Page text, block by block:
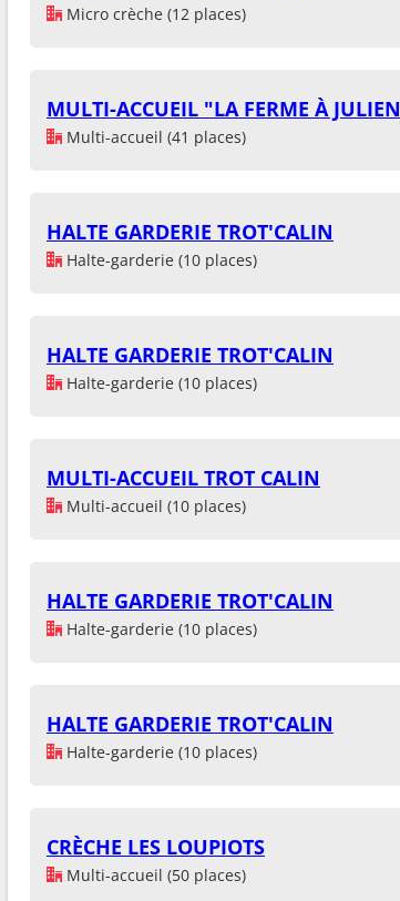
Micro crèche (12 places)
MULTI-ACCUEIL "LA FERME À
Multi-accueil (41 places)
HALTE GARDERIE TROT'CALIN
Halte-garderie (10 places)
HALTE GARDERIE TROT'CALIN
Halte-garderie (10 places)
MULTI-ACCUEIL TROT CALIN
Multi-accueil (10 places)
HALTE GARDERIE TROT'CALIN
Halte-garderie (10 places)
HALTE GARDERIE TROT'CALIN
Halte-garderie (10 places)
CRÈCHE LES LOUPIOTS
Multi-accueil (50 places)